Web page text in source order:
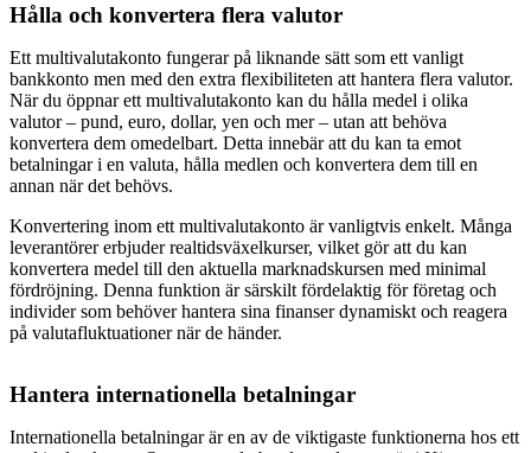
Hålla och konvertera flera valutor
Ett multivalutakonto fungerar på liknande sätt som ett vanligt
bankkonto men med den extra flexibiliteten att hantera flera valutor.
När du öppnar ett multivalutakonto kan du hålla medel i olika
valutor – pund, euro, dollar, yen och mer – utan att behöva
konvertera dem omedelbart. Detta innebär att du kan ta emot
betalningar i en valuta, hålla medlen och konvertera dem till en
annan när det behövs.
Konvertering inom ett multivalutakonto är vanligtvis enkelt. Många
leverantörer erbjuder realtidsväxelkurser, vilket gör att du kan
konvertera medel till den aktuella marknadskursen med minimal
fördröjning. Denna funktion är särskilt fördelaktig för företag och
individer som behöver hantera sina finanser dynamiskt och reagera
på valutafluktuationer när de händer.
Hantera internationella betalningar
Internationella betalningar är en av de viktigaste funktionerna hos ett